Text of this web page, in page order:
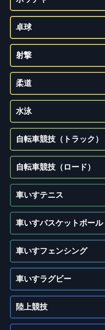
卓球
射撃
柔道
水泳
自転車競技（トラック）
自転車競技（ロード）
車いすテニス
車いすバスケットボール
車いすフェンシング
車いすラグビー
陸上競技